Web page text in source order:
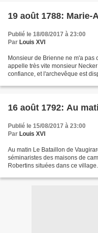
19 août 1788: Marie-
Publié le 18/08/2017 à 23:00
Par Louis XVI
Monsieur de Brienne ne m'a
appelle très vite monsieur
confiance, et l'archevêque est
16 août 1792: Au
Publié le 15/08/2017 à 23:00
Par Louis XVI
Au matin Le Bataillon de
séminaristes des maisons de
Robertins situées dans ce